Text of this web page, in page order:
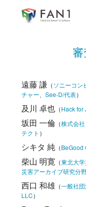
遠藤 謙（ソニーコン
チャー
See-D/代表）
及川 卓也（Hack for
坂田 一倫 （株式会
テクト ）
シキタ 純（BeGood
柴山 明寛 （東北大
災害アーカイブ研究分
西口 和雄（一般社
LLC）